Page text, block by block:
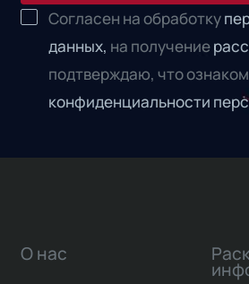
Согласен на обработку
данных, на получение
подтверждаю, что
конфиденциальности
О нас